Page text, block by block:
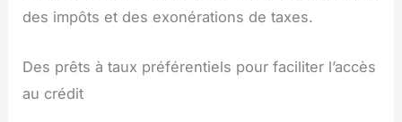
des impôts et des exonérations de taxes.
Des prêts à taux préférentiels pour faciliter l’accès
au crédit